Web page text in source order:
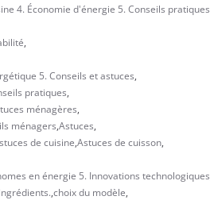
4. Économie d'énergie 5. Conseils pratiques
,
5. Conseils et astuces,
pratiques,
ménagères,
ménagers,Astuces,
de cuisine,Astuces de cuisson,
en énergie 5. Innovations technologiques
,choix du modèle,